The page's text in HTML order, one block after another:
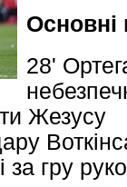
28'
Жезусу
за гру